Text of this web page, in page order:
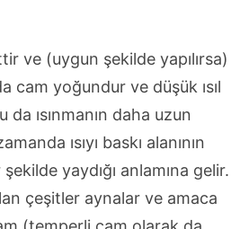
ve (uygun şekilde yapılırsa)
cam yoğundur ve düşük ısıl
ısınmanın daha uzun
ısıyı baskı alanının
yaydığı anlamına gelir.
çeşitler aynalar ve amaca